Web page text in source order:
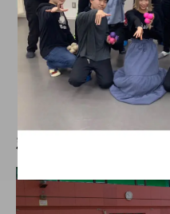
【中止】「第六回 中
大会」、webサイト
2019.10.11
新着記事